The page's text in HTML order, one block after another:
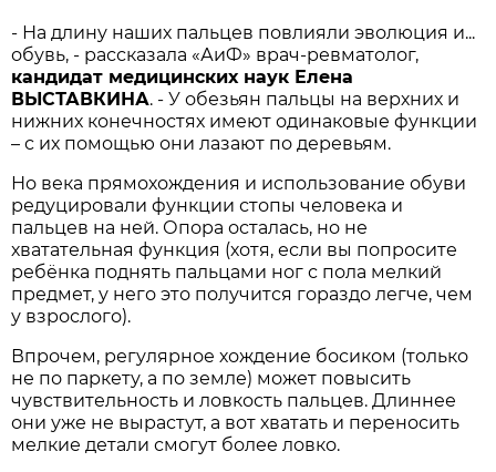
- На длину наших пальцев повлияли эволюция и...
обувь, - рассказала «АиФ» врач-ревматолог,
кандидат медицинских наук Елена
ВЫСТАВКИНА. - У обезьян пальцы на верхних и
нижних конечностях имеют одинаковые функции
– с их помощью они лазают по деревьям.
Но века прямохождения и использование обуви
редуцировали функции стопы человека и
пальцев на ней. Опора осталась, но не
хватательная функция (хотя, если вы попросите
ребёнка поднять пальцами ног с пола мелкий
предмет, у него это получится гораздо легче, чем
у взрослого).
Впрочем, регулярное хождение босиком (только
не по паркету, а по земле) может повысить
чувствительность и ловкость пальцев. Длиннее
они уже не вырастут, а вот хватать и переносить
мелкие детали смогут более ловко.